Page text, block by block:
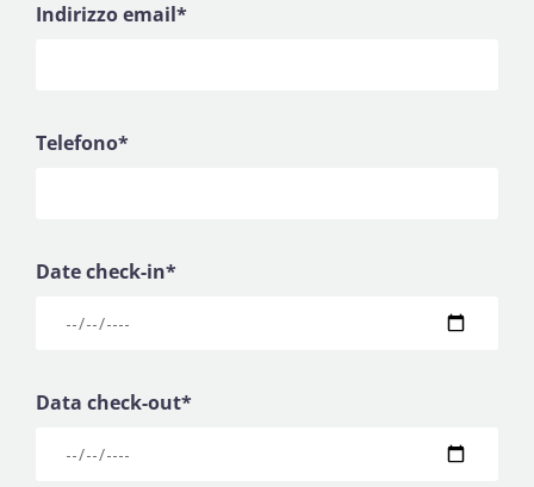
Indirizzo email*
Telefono*
Date check-in*
Data check-out*